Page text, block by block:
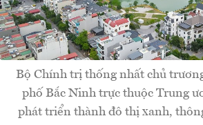
Bộ Chính trị thống nhất chủ
phố Bắc Ninh trực thuộc Trung
phát triển thành đô thị xanh,